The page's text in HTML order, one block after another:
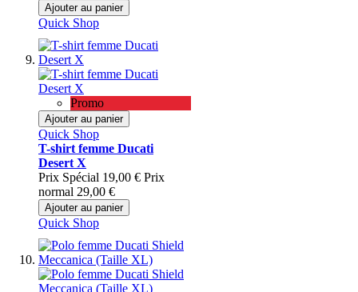
Ajouter au panier
Quick Shop
Promo
Ajouter au panier
Quick Shop
T-shirt femme Ducati
Desert X
Prix Spécial 19,00 € Prix
normal 29,00 €
Ajouter au panier
Quick Shop